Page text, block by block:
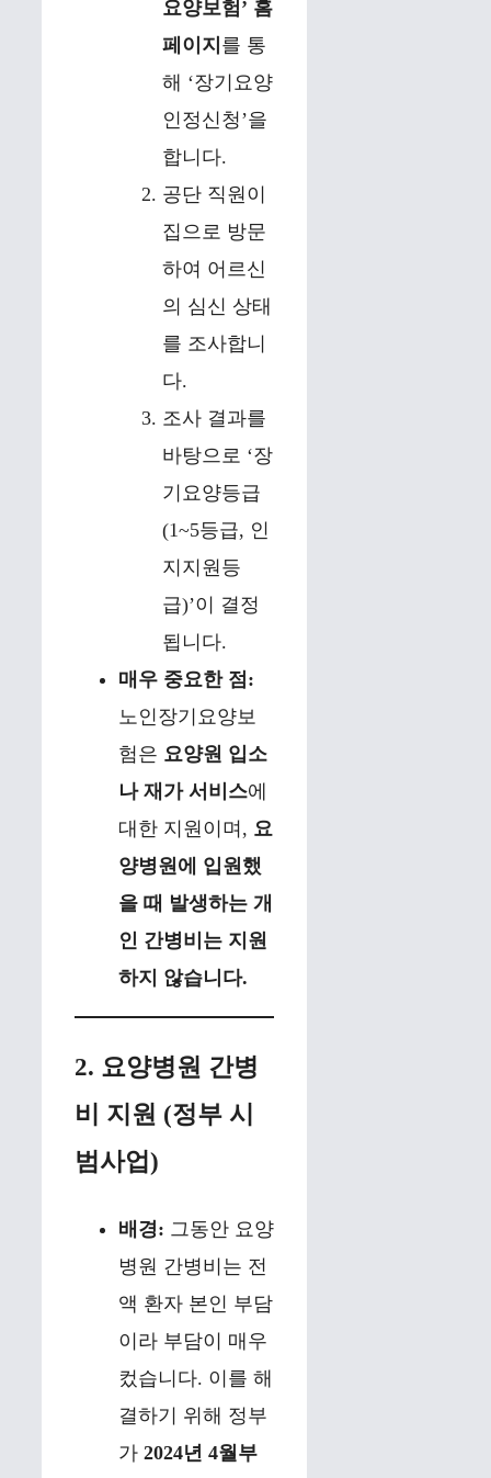
요양보험’ 홈
페이지 를 통
해 ‘장기요양
인정신청’을
합니다.
공단 직원이
집으로 방문
하여 어르신
의 심신 상태
를 조사합니
다.
조사 결과를
바탕으로 ‘장
기요양등급
(1~5등급, 인
지지원등
급)’이 결정
됩니다.
매우 중요한 점:
노인장기요양보
험은 요양원 입소
나 재가 서비스에
대한 지원이며, 요
양병원에 입원했
을 때 발생하는 개
인 간병비는 지원
하지 않습니다.
2. 요양병원 간병
비 지원 (정부 시
범사업)
배경: 그동안 요양
병원 간병비는 전
액 환자 본인 부담
이라 부담이 매우
컸습니다. 이를 해
결하기 위해 정부
가 2024년 4월부